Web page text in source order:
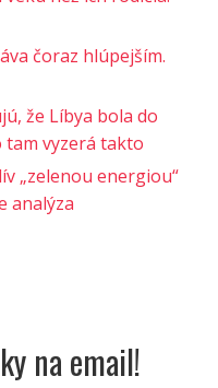
čoraz hlúpejším.
že Líbya bola do
tam vyzerá takto
„zelenou energiou“
analýza
na email!